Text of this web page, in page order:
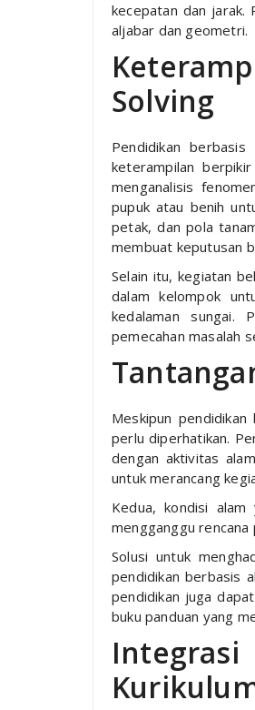
kecepatan dan jarak.
aljabar dan geometri.
Solving
Pendidikan
keterampilan
menganalisis
pupuk atau benih
petak, dan pola
membuat keputusan
Selain itu, kegiatan
dalam kelompok
kedalaman sungai.
pemecahan masalah
Meskipun
perlu diperhatikan.
dengan aktivitas
untuk merancang
Kedua, kondisi
mengganggu rencana
Solusi untuk
pendidikan berbasis
pendidikan juga
buku panduan yang
Integrasi